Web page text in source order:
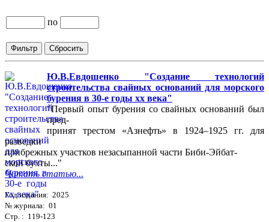
по
Ю.В.Евдошенко "Создание технологий
строительства свайных оснований для морского
бурения в 30-е годы хх века"
"Первый опыт бурения со свайных оснований был
пред-
принят трестом «Азнефть» в 1924–1925 гг. для
разведки
прибрежных участков незасыпанной части Биби-Эйбат-
ской бухты..."
Читать статью...
Год издания: 2025
№ журнала: 01
Стр. : 119-123